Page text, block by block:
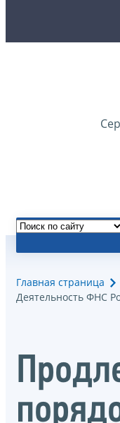
Главная страница
Деятельность ФНС